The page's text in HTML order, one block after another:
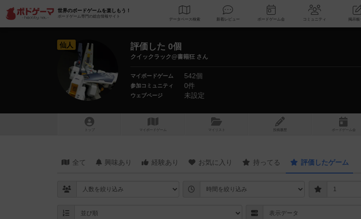
世界のボードゲームを楽しもう！
ボードゲーム専門の総合情報サイト
データベース 検索 新着レビュー ボードゲーム会 コミュニティ
仙人 評価した 0個
クイックラック@書籍狂 さん
マイボードゲーム 542個
参加コミュニティ 0件
ウェブページ 未設定
トップ マイボードゲーム マイリスト 投稿履歴 ボ ドゲ ーム
全て 興味あり 経験あり お気に入り 持ってる 評価したゲーム